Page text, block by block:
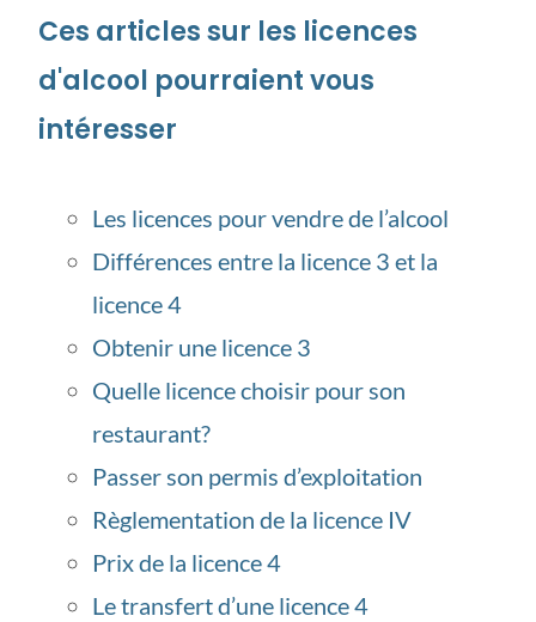
Ces articles sur les licences
d'alcool pourraient vous
intéresser
Les licences pour vendre de l’alcool
Différences entre la licence 3 et la
licence 4
Obtenir une licence 3
Quelle licence choisir pour son
restaurant?
Passer son permis d’exploitation
Règlementation de la licence IV
Prix de la licence 4
Le transfert d’une licence 4